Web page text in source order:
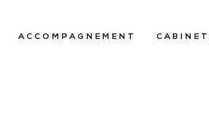
ACCOMPAGNEMENT CABINET